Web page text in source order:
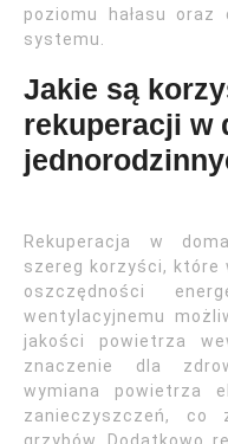
poziomu hałasu oraz
systemu.
Jakie są
rekuperacji w
Rekuperacja w
szereg korzyści, które
oszczędności
wentylacyjnemu
jakości powietrza
znaczenie dla
wymiana powietrza
zanieczyszczeń, co